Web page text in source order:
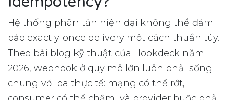
Hệ thống phân tán hiện đại không thể đảm
bảo exactly-once delivery một cách thuần túy.
Theo bài blog kỹ thuật của Hookdeck năm
2026, webhook ở quy mô lớn luôn phải sống
chung với ba thực tế: mạng có thể rớt,